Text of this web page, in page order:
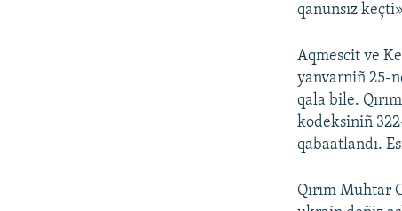
qanunsız
Aqmescit ve
yanvarniñ 25-
qala bile.
kodeksiniñ
qabaatlandı.
Qırım Muhtar